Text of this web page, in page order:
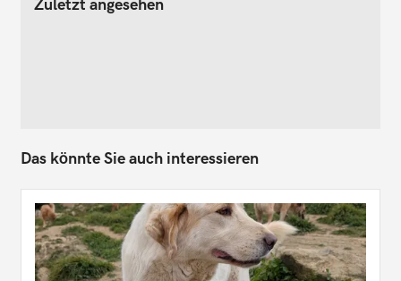
Zuletzt angesehen
Das könnte Sie auch interessieren